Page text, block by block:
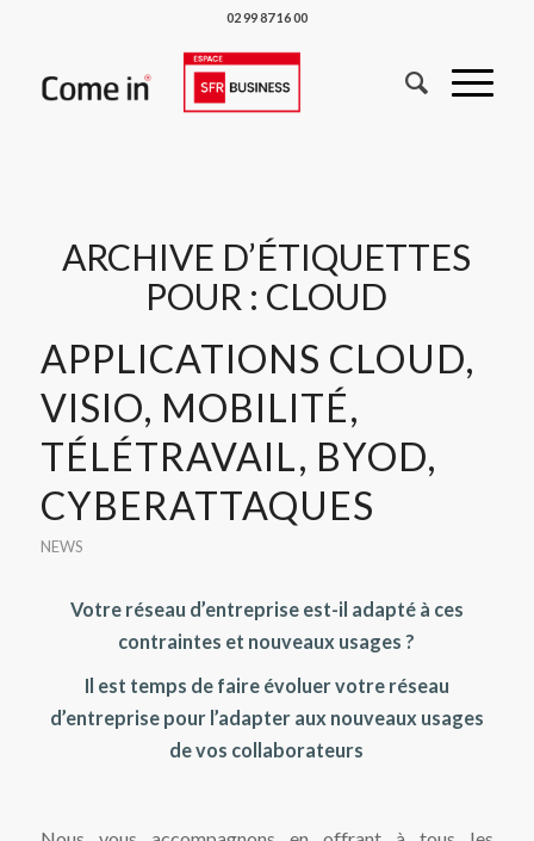
02 99 87 16 00
ARCHIVE D’ÉTIQUETTES
POUR : CLOUD
APPLICATIONS CLOUD,
VISIO, MOBILITÉ,
TÉLÉTRAVAIL, BYOD,
CYBERATTAQUES
NEWS
Votre réseau d’entreprise est-il adapté à ces
contraintes et nouveaux usages ?
Il est temps de faire évoluer votre réseau
d’entreprise pour l’adapter aux nouveaux usages
de vos collaborateurs